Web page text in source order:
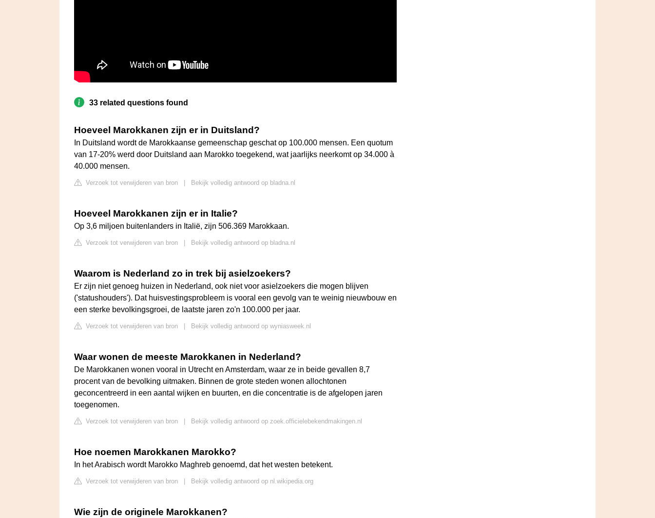
33 related questions found
Hoeveel Marokkanen zijn er in Duitsland?
In Duitsland wordt de Marokkaanse gemeenschap geschat op 100.000 mensen. Een quotum
van 17-20% werd door Duitsland aan Marokko toegekend, wat jaarlijks neerkomt op 34.000 à
40.000 mensen.
Verzoek tot verwijderen van bron Bekijk volledig antwoord op bladna.nl
Hoeveel Marokkanen zijn er in Italie?
Op 3,6 miljoen buitenlanders in Italië, zijn 506.369 Marokkaan.
Verzoek tot verwijderen van bron Bekijk volledig antwoord op bladna.nl
Waarom is Nederland zo in trek bij asielzoekers?
Er zijn niet genoeg huizen in Nederland, ook niet voor asielzoekers die mogen blijven
('statushouders'). Dat huisvestingsprobleem is vooral een gevolg van te weinig nieuwbouw en
een sterke bevolkingsgroei, de laatste jaren zo'n 100.000 per jaar.
Verzoek tot verwijderen van bron Bekijk volledig antwoord op wyniasweek.nl
Waar wonen de meeste Marokkanen in Nederland?
De Marokkanen wonen vooral in Utrecht en Amsterdam, waar ze in beide gevallen 8,7
procent van de bevolking uitmaken. Binnen de grote steden wonen allochtonen
geconcentreerd in een aantal wijken en buurten, en die concentratie is de afgelopen jaren
toegenomen.
Verzoek tot verwijderen van bron Bekijk volledig antwoord op zoek.officielebekendmakingen.nl
Hoe noemen Marokkanen Marokko?
In het Arabisch wordt Marokko Maghreb genoemd, dat het westen betekent.
Verzoek tot verwijderen van bron Bekijk volledig antwoord op nl.wikipedia.org
Wie zijn de originele Marokkanen?